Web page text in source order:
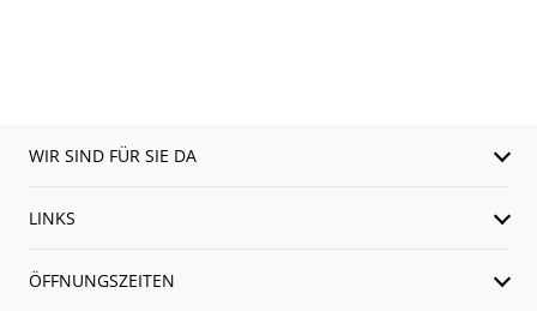
WIR SIND FÜR SIE DA
LINKS
ÖFFNUNGSZEITEN